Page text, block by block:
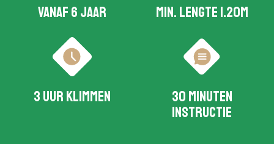
Vanaf 6 jaar Min. lengte 1.20m
3 uur klimmen
30 minuten
instructie